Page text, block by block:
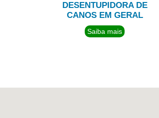
DESENTUPIDORA DE
CANOS EM GERAL
Saiba mais